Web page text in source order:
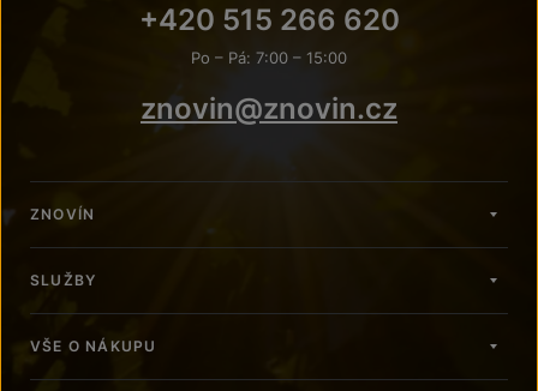
+420 515 266 620
Po – Pá: 7:00 – 15:00
znovin@znovin.cz
ZNOVÍN
SLUŽBY
VŠE O NÁKUPU